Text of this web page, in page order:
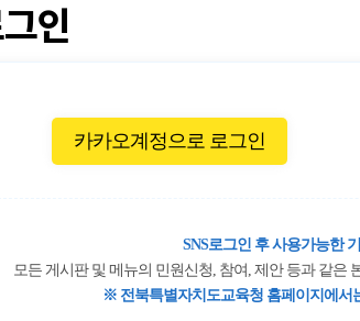
인
카카오계정으로 로그인
SNS로그인 후 사용가능한
모든 게시판 및 메뉴의 민원신청, 참여, 제안 등과 같은
※ 전북특별자치도교육청 홈페이지에서